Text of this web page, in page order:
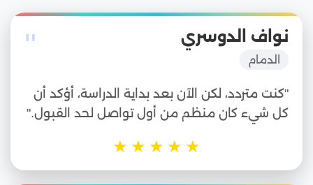
" نواف الدوسري
الدمام
"كنت متردد، لكن الآن بعد بداية الدراسة، أؤكد أن
كل شيء كان منظم من أول تواصل لحد القبول."
★
★
★
★
★